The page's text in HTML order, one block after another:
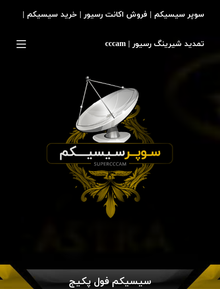
سیسیکم فول پکیج
سوپر سیسیکم | فروش اکانت رسیور | خرید سیسیکم |
تمدید شیرینگ رسیور | cccam